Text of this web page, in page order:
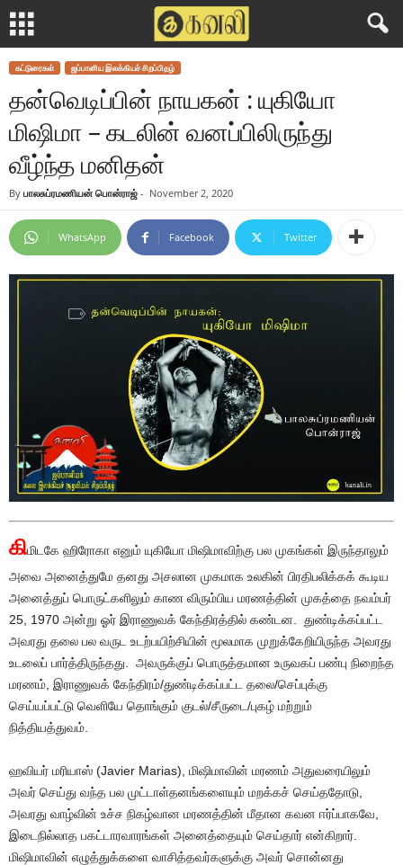
கட்டுரைகள் ஜப்பானிய இலக்கியச் சிறப்பிதழ்
தன்வெடிப்பின் நாயகன் : யுகியோ
மிஷிமா – கடலின் வனப்பிலிருந்து
வீழ்ந்த மனிதன்
By பாலசுப்ரமணியன் பொன்ராஜ் - November 2, 2020
WhatsApp Facebook Twitter
கிமிடகே ஹிரோகா எனும் யுகியோ மிஷிமாவிற்கு பல முகங்கள் இருந்தாலும்
அவை அனைத்துமே தனது அசலான முகமாக உலகின் பிரதிபலிக்கக் கூடிய
அனைத்துப் பொருட்களிலும் காண விரும்பிய மரணத்தின் முகத்தை நவம்பர்
25, 1970 அன்று ஓர் இராணுவக் கேந்திரத்தில் கண்டன. துண்டிக்கப்பட்ட
அவரது தலை பல வருட உடற்பயிற்சியின் மூலமாக முறுக்கேறியிருந்த அவரது
உடலைப் பார்த்திருந்தது. அவருக்குப் பொருத்தமான உருவகப் பண்பு நிறைந்த
மரணம், இராணுவக் கேந்திரம்/துண்டிக்கப்பட்ட தலை/செப்புக்கு
செய்யப்பட்டு வெளியே தொங்கும் குடல்/சீருடை/புகழ் மற்றும்
நித்தியத்துவம்.
ஹவியர் மரியாஸ் (Javier Marias), மிஷிமாவின் மரணம் அதுவரையிலும்
அவர் செய்து வந்த பல முட்டாள்தனங்களையும் மறக்கச் செய்ததோடு,
அவரது வாழ்வின் உச்ச நிகழ்வான மரணத்தின் மீதான கவன ஈர்ப்பாகவே,
இடைநில்லாத பகட்டாரவாரங்கள் அனைத்தையும் செய்தார் என்கிறார்.
மிஷிமாவின் எழுத்துக்களை வாசித்தவர்களுக்கு அவர் சொன்னது